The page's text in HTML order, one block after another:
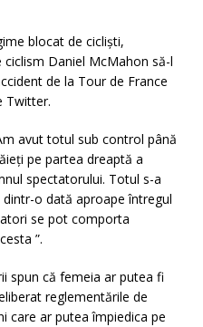
blocat de cicliști,
Daniel McMahon să-l
de la Tour de France
Twitter.
avut totul sub control până
pe partea dreaptă a
spectatorului. Totul s-a
o dată aproape întregul
se pot comporta
”.
spun că femeia ar putea fi
reglementările de
care ar putea împiedica pe